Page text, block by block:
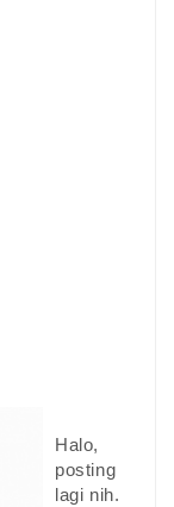
Halo,
posting
lagi nih.